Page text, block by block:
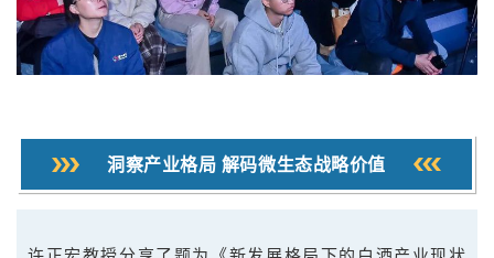
洞察产业格局 解码微生态战略价值